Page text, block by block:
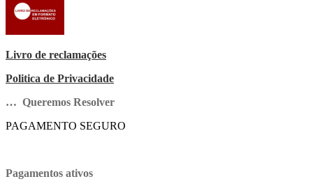
Livro de reclamações
Politica de Privacidade
… Queremos Resolver
PAGAMENTO SEGURO
Pagamentos ativos